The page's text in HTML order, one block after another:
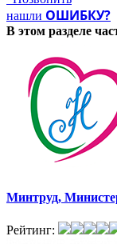
нашли ОШИБКУ?
В этом разделе
Минтруд,
Рейтинг: